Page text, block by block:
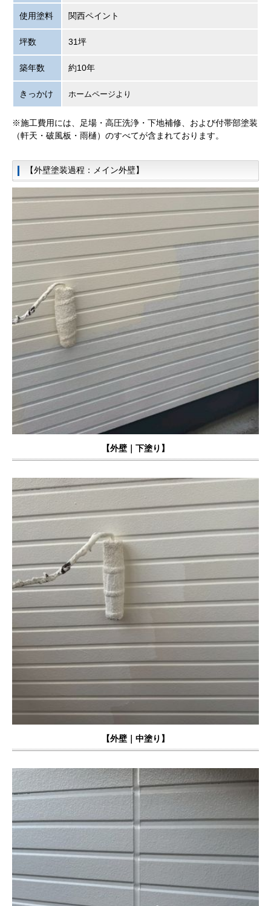
使用塗料 関西ペイント
坪数 31坪
築年数 約10年
きっかけ ホームページより
※施工費用には、足場・高圧洗浄・下地補修、および付帯部塗装
（軒天・破風板・雨樋）のすべてが含まれております。
【外壁塗装過程：メイン外壁】
【外壁｜下塗り】
【外壁｜中塗り】